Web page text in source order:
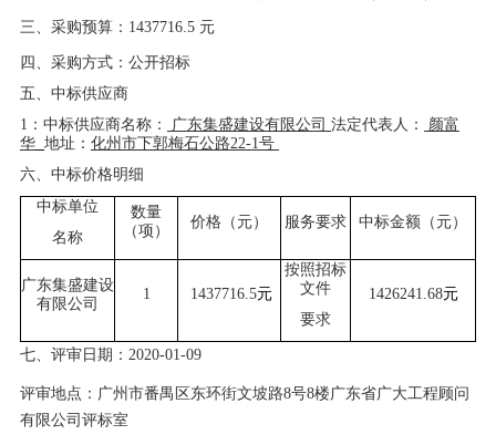
三、采购预算： 1437716.5 元
四、采购方式：公开招标
五、中标供应商
1：中标供应商名称：
广东集盛建设有限公司 法定代表人：
颜富
华 地址： 化州市下郭梅石公路22-1号
六、中标价格明细
中标单位
名称
数量
（项）
价格（元） 服务要求 中标金额（元）
广东集盛建设
有限公司
1 1437716.5元
按照招标
文件
要求
1426241.68元
七、 评审日期： 2020-01 -09
评审地点： 广州市番禺区东环街文坡路8号8楼 广东省广大工程顾问
有限公司评标室